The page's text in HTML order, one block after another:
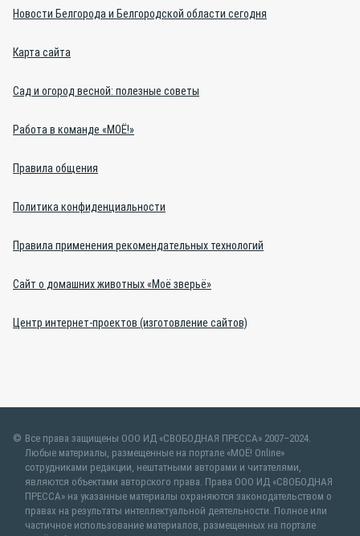
Новости Белгорода и Белгородской области сегодня
Карта сайта
Сад и огород весной: полезные советы
Работа в команде «МОЁ!»
Правила общения
Политика конфиденциальности
Правила применения рекомендательных технологий
Сайт о домашних животных «Моё зверьё»
Центр интернет-проектов (изготовление сайтов)
Все права защищены ООО ИД «СВОБОДНАЯ ПРЕССА» 2007–2024.
Любые материалы, размещенные на портале «МОЁ! Online»
сотрудниками редакции, нештатными авторами и читателями,
являются объектами авторского права. Права ООО ИД «СВОБОДНАЯ
ПРЕССА» на указанные материалы охраняются законодательством о
правах на результаты интеллектуальной деятельности. Полное или
частичное использование материалов, размещенных на портале